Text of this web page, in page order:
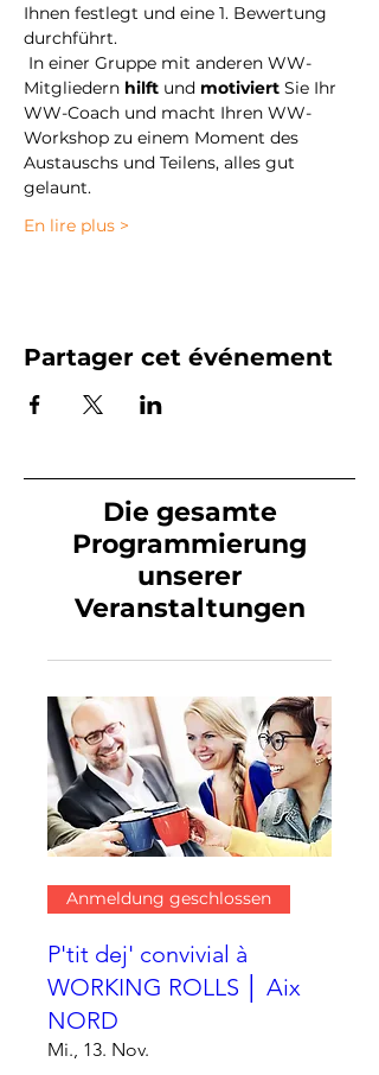
Ihnen festlegt und eine 1. Bewertung
durchführt.
Mitgliedern hilft und motiviert Sie Ihr
WW-Coach und macht Ihren WW-
Workshop zu einem Moment des
Austauschs und Teilens, alles gut
gelaunt.
En lire plus >
Partager cet événement
Die gesamte
Programmierung
unserer
Veranstaltungen
Anmeldung geschlossen
P'tit dej' convivial à
WORKING ROLLS │ Aix
NORD
Mi., 13. Nov.